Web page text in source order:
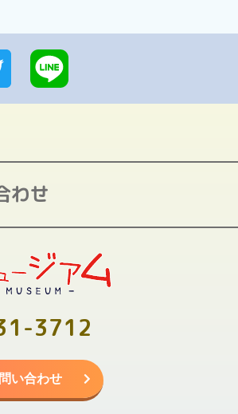
わせ
3712
い合わせ